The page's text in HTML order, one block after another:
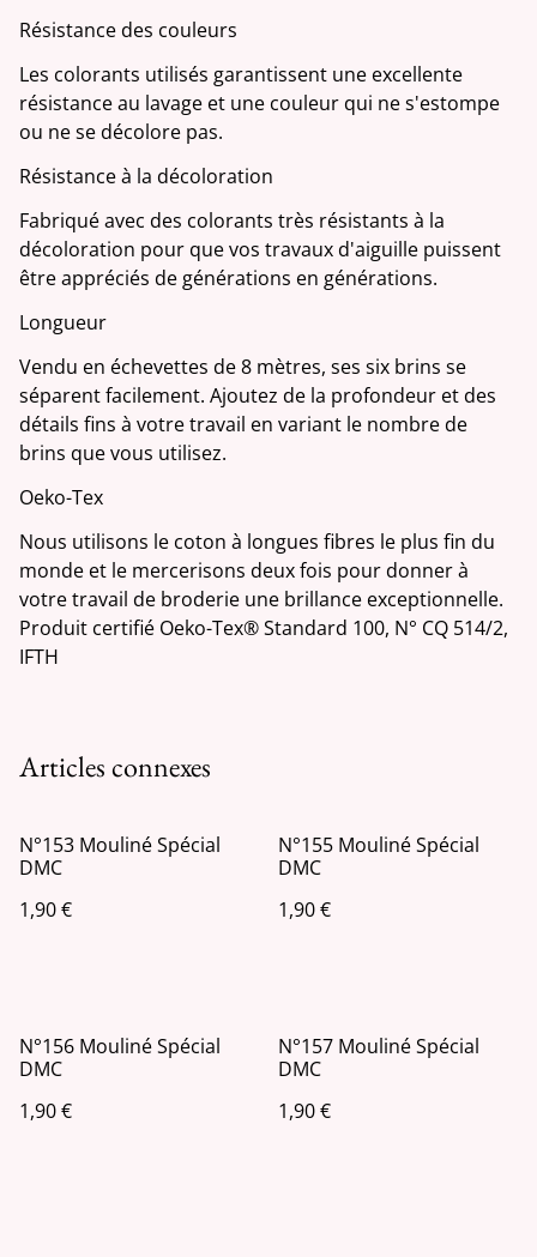
Résistance des couleurs
Les colorants utilisés garantissent une excellente
résistance au lavage et une couleur qui ne s'estompe
ou ne se décolore pas.
Résistance à la décoloration
Fabriqué avec des colorants très résistants à la
décoloration pour que vos travaux d'aiguille puissent
être appréciés de générations en générations.
Longueur
Vendu en échevettes de 8 mètres, ses six brins se
séparent facilement. Ajoutez de la profondeur et des
détails fins à votre travail en variant le nombre de
brins que vous utilisez.
Oeko-Tex
Nous utilisons le coton à longues fibres le plus fin du
monde et le mercerisons deux fois pour donner à
votre travail de broderie une brillance exceptionnelle.
Produit certifié Oeko-Tex® Standard 100, N° CQ 514/2,
IFTH
Articles connexes
N°153 Mouliné Spécial
DMC
1,90 €
N°155 Mouliné Spécial
DMC
1,90 €
N°156 Mouliné Spécial
DMC
1,90 €
N°157 Mouliné Spécial
DMC
1,90 €